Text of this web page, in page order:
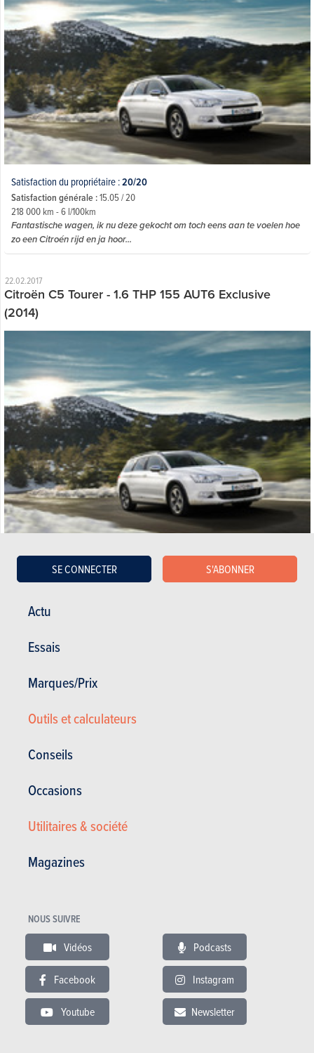
Actu
Essais
Marques/Prix
Outils et calculateurs
Conseils
Occasions
Utilitaires & société
Magazines
SE CONNECTER S'ABONNER
NOUS SUIVRE
Vidéos Podcasts
Facebook Instagram
Youtube Newsletter
Satisfaction du propriétaire :20/20
Satisfaction générale :15.05 / 20
218 000 km - 6 l/100km
Fantastische wagen, ik nu deze gekocht om toch eens aan te voelen hoe
zo een Citroén rijd en ja hoor...
22.02.2017
Citroën C5 Tourer - 1.6 THP 155 AUT6 Exclusive
(2014)
Satisfaction du propriétaire :19/20
Satisfaction générale :15.05 / 20
37 000 km - 6 l/100km
21.09.2016
(2017)
Satisfaction du propriétaire :
Satisfaction générale :
60 000 km - 8 l/100km
Problème de galet tendeur ayant entrainé la rupture de la courroie
accessoire non détecté lors de la révision la semaine...